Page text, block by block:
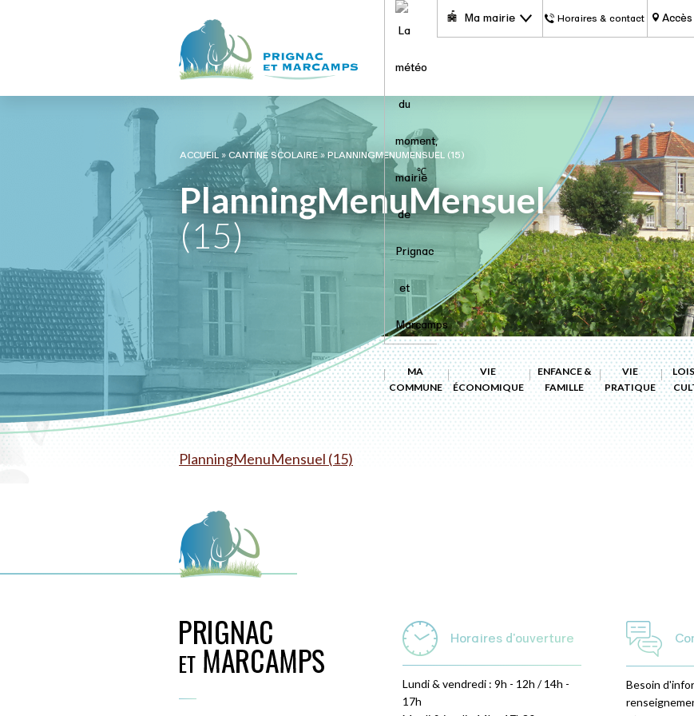
℃
Ma mairie Horaires & contact Accès
MA
COMMUNE
VIE
ÉCONOMIQUE
ENFANCE &
FAMILLE
VIE
PRATIQUE
ACCUEIL»CANTINE SCOLAIRE»PLANNINGMENUMENSUEL (15)
PlanningMenuMensuel
(15)
PlanningMenuMensuel (15)
Horaires d'ouverture
Lundi & vendredi : 9h - 12h / 14h -
17h
Besoin